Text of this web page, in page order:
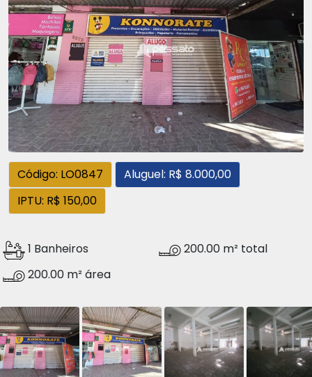
Código: LO0847
Aluguel: R$ 8.000,00
IPTU: R$ 150,00
1 Banheiros
200.00 m² total
200.00 m² área